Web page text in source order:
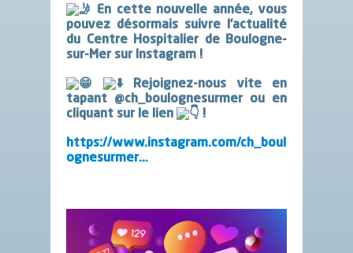
En cette nouvelle année, vous
pouvez désormais suivre l’actualité
du Centre Hospitalier de Boulogne-
sur-Mer sur Instagram !
Rejoignez-nous vite en
tapant @ch_boulognesurmer ou en
cliquant sur le lien
!
https://www.instagram.com/ch_boul
ognesurmer…